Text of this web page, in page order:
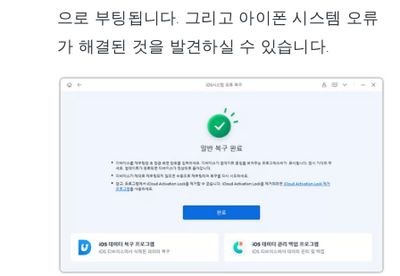
으로 부팅됩니다. 그리고 아이폰 시스템 오류
가 해결된 것을 발견하실 수 있습니다.